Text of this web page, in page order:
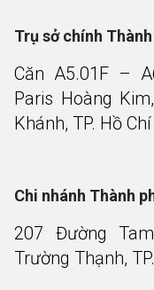
Trụ sở chính
Căn A5.01F –
Paris Hoàng
Khánh, TP. Hồ
Chi nhánh Thành
207 Đường
Trường Thạnh,